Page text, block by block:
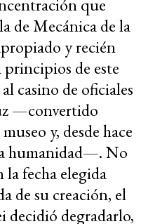
que
de Mecánica de la
y recién
de este
casino de oficiales
—convertido
y, desde hace
humanidad—. No
la fecha elegida
de su creación, el
decidió degradarlo,